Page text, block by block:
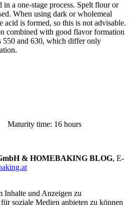
in a one-stage process. Spelt flour or
When using dark or wholemeal
acid is formed, so this is not advisable.
combined with good flavor formation
550 and 630, which differ only
Maturity time: 16 hours
& HOMEBAKING BLOG, E-
Inhalte und Anzeigen zu
soziale Medien anbieten zu können